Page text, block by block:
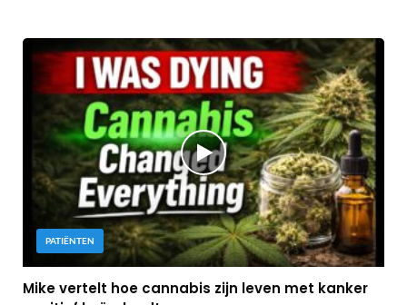
PATIËNTEN
Mike vertelt hoe cannabis zijn leven met kanker